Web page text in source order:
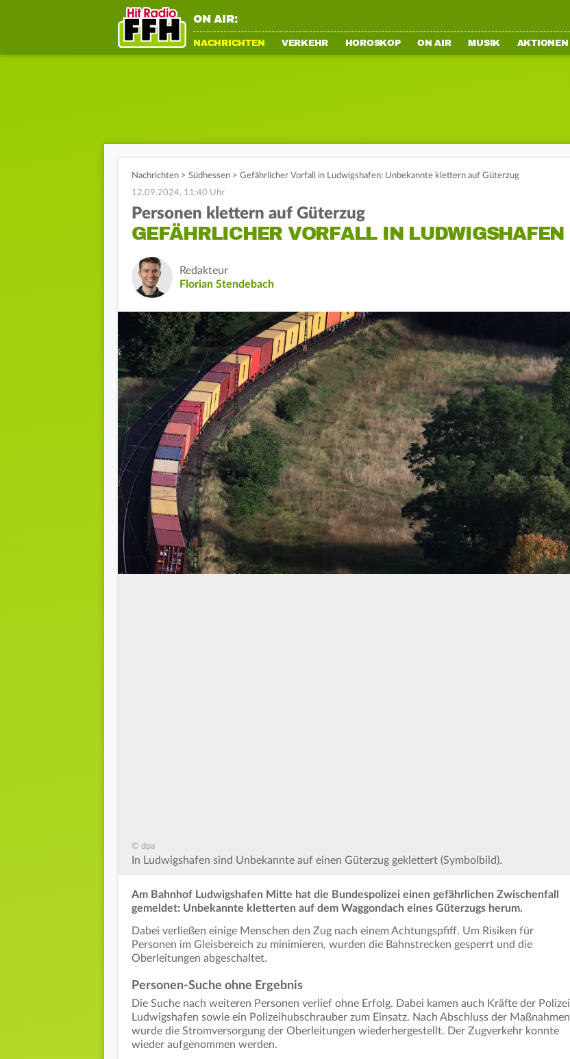
ON AIR:
NACHRICHTEN VERKEHR HOROSKOP ON AIR MUSIK AKTIONEN
Nachrichten > Südhessen > Gefährlicher Vorfall in Ludwigshafen: Unbekannte klettern auf Güterzug
12.09.2024, 11:40 Uhr
Personen klettern auf Güterzug
GEFÄHRLICHER VORFALL IN LUDWIGSHAFEN
Redakteur
Florian Stendebach
© dpa
In Ludwigshafen sind Unbekannte auf einen Güterzug geklettert (Symbolbild).
Am Bahnhof Ludwigshafen Mitte hat die Bundespolizei einen gefährlichen Zwischenfall
gemeldet: Unbekannte kletterten auf dem Waggondach eines Güterzugs herum.
Dabei verließen einige Menschen den Zug nach einem Achtungspfiff. Um Risiken für
Personen im Gleisbereich zu minimieren, wurden die Bahnstrecken gesperrt und die
Oberleitungen abgeschaltet.
Personen-Suche ohne Ergebnis
Die Suche nach weiteren Personen verlief ohne Erfolg. Dabei kamen auch Kräfte der Polizei
Ludwigshafen sowie ein Polizeihubschrauber zum Einsatz. Nach Abschluss der Maßnahmen
wurde die Stromversorgung der Oberleitungen wiederhergestellt. Der Zugverkehr konnte
wieder aufgenommen werden.